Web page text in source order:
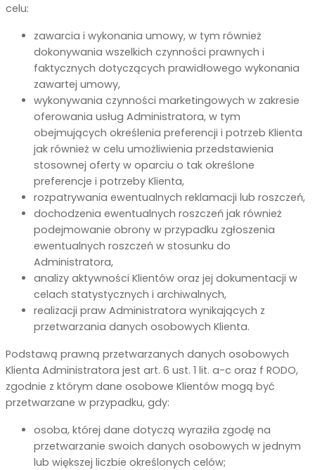
celu:
zawarcia i wykonania umowy, w tym również
dokonywania wszelkich czynności prawnych i
faktycznych dotyczących prawidłowego wykonania
zawartej umowy,
wykonywania czynności marketingowych w zakresie
oferowania usług Administratora, w tym
obejmujących określenia preferencji i potrzeb Klienta
jak również w celu umożliwienia przedstawienia
stosownej oferty w oparciu o tak określone
preferencje i potrzeby Klienta,
rozpatrywania ewentualnych reklamacji lub roszczeń,
dochodzenia ewentualnych roszczeń jak również
podejmowanie obrony w przypadku zgłoszenia
ewentualnych roszczeń w stosunku do
Administratora,
analizy aktywności Klientów oraz jej dokumentacji w
celach statystycznych i archiwalnych,
realizacji praw Administratora wynikających z
przetwarzania danych osobowych Klienta.
Podstawą prawną przetwarzanych danych osobowych
Klienta Administratora jest art. 6 ust. 1 lit. a-c oraz f RODO,
zgodnie z którym dane osobowe Klientów mogą być
przetwarzane w przypadku, gdy:
osoba, której dane dotyczą wyraziła zgodę na
przetwarzanie swoich danych osobowych w jednym
lub większej liczbie określonych celów;